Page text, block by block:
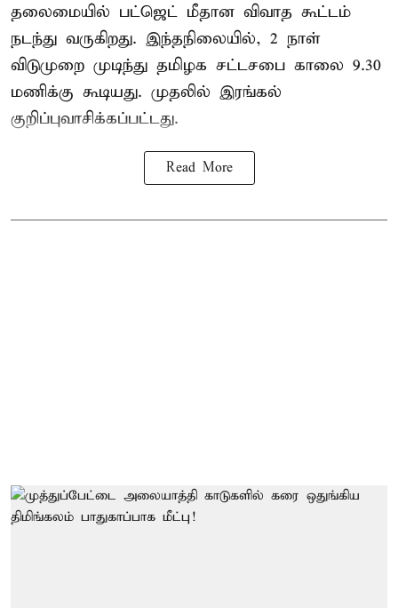
தலைமையில் பட்ஜெட் மீதான விவாத கூட்டம்
நடந்து வருகிறது. இந்தநிலையில், 2 நாள்
விடுமுறை முடிந்து தமிழக சட்டசபை காலை 9.30
மணிக்கு கூடியது. முதலில் இரங்கல்
குறிப்புவாசிக்கப்பட்டது.
Read More